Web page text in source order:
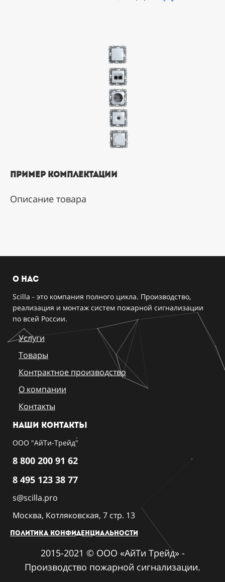
пример комплектации
Описание товара
о нас
Scilla - это компания полного цикла. Производство,
реализация и монтаж систем пожарной сигнализации
по всей России.
Услуги
Товары
Контрактное производство
О компании
Контакты
Наши контакты
ООО "АйТи-Трейд"
8 800 200 91 62
8 495 123 38 77
s@scilla.pro
Москва, Котляковская, 7 стр. 13
Политика конфиденциальности
2015-2021 © ООО «АйТи Трейд» -
Производство пожарной сигнализации.